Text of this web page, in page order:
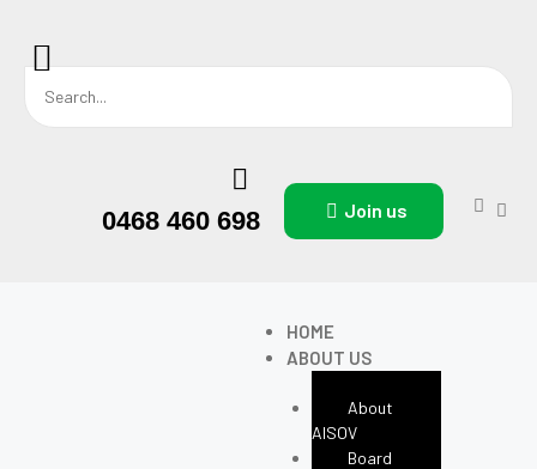
0468 460 698 Join us
HOME
ABOUT US
About
AISOV
Board